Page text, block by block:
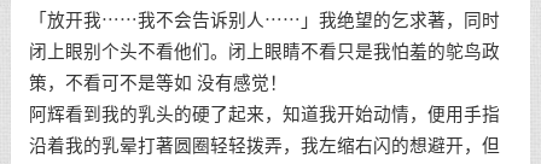
「放开我⋯⋯我不会告诉别人⋯⋯」我绝望的乞求著，同时
闭上眼别个头不看他们。闭上眼睛不看只是我怕羞的鸵鸟政
策，不看可不是等如 没有感觉！
阿辉看到我的乳头的硬了起来，知道我开始动情，便用手指
沿着我的乳晕打著圆圈轻轻拨弄，我左缩右闪的想避开，但